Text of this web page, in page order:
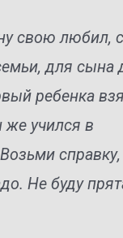
свою любил,
для сына
ребенка
же учился в
справку,
Не буду